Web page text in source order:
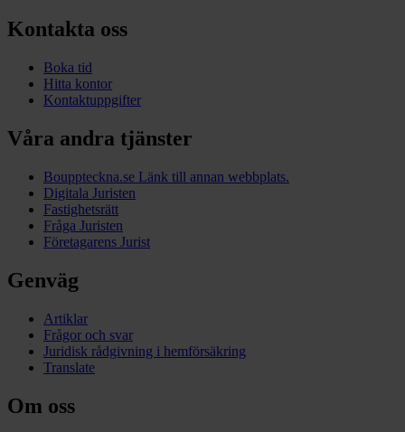
Kontakta oss
Boka tid
Hitta kontor
Kontaktuppgifter
Våra andra tjänster
Bouppteckna.se Länk till annan webbplats.
Digitala Juristen
Fastighetsrätt
Fråga Juristen
Företagarens Jurist
Genväg
Artiklar
Frågor och svar
Juridisk rådgivning i hemförsäkring
Translate
Om oss